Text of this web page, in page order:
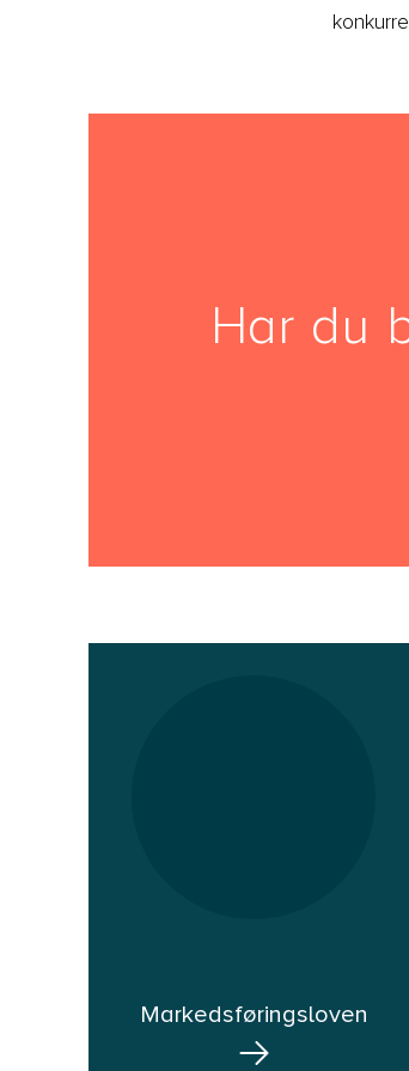
Har du
Markedsføringsloven